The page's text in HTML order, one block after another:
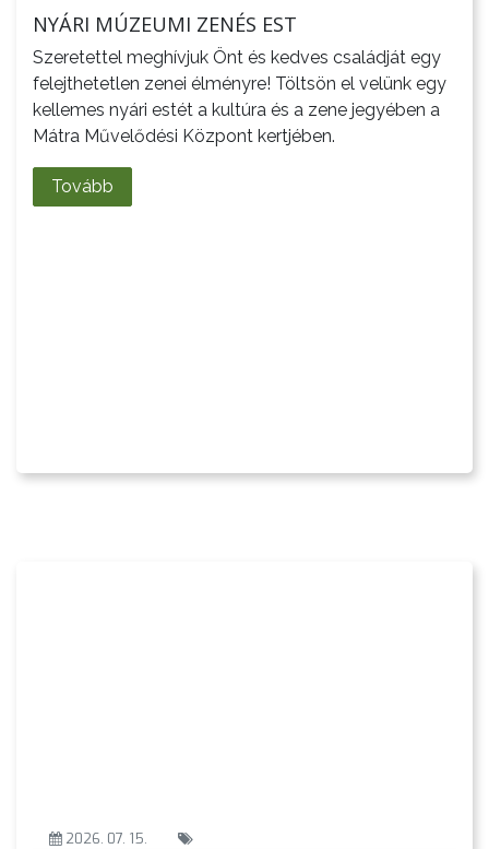
NYÁRI MÚZEUMI ZENÉS EST
Szeretettel meghívjuk Önt és kedves családját egy
felejthetetlen zenei élményre! Töltsön el velünk egy
kellemes nyári estét a kultúra és a zene jegyében a
Mátra Művelődési Központ kertjében.
Tovább
2026. 07. 15.